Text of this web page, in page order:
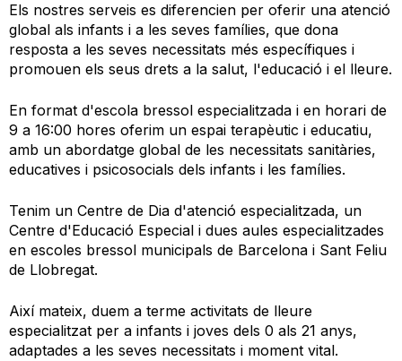
Els nostres serveis es diferencien per oferir una atenció
global als infants i a les seves famílies, que dona
resposta a les seves necessitats més específiques i
promouen els seus drets a la salut, l'educació i el lleure.
En format d'escola bressol especialitzada i en horari de
9 a 16:00 hores oferim un espai terapèutic i educatiu,
amb un abordatge global de les necessitats sanitàries,
educatives i psicosocials dels infants i les famílies.
Tenim un Centre de Dia d'atenció especialitzada, un
Centre d'Educació Especial i dues aules especialitzades
en escoles bressol municipals de Barcelona i Sant Feliu
de Llobregat.
Així mateix, duem a terme activitats de lleure
especialitzat per a infants i joves dels 0 als 21 anys,
adaptades a les seves necessitats i moment vital.